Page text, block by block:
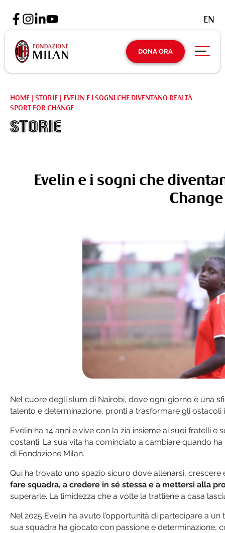
DONA ORA
EN
HOME | STORIE | EVELIN E I SOGNI CHE DIVENTANO REALTÀ –
SPORT FOR CHANGE
Storie
Evelin e i sogni che
Change
Nel cuore degli slum di Nairobi, dove ogni giorno è una
talento e determinazione, pronti a trasformare gli
Evelin ha 14 anni e vive con la zia insieme ai suoi fratelli
costanti. La sua vita ha cominciato a cambiare quando
di Fondazione Milan.
Qui ha trovato uno spazio sicuro dove allenarsi, crescere
fare squadra, a credere in sé stessa e a mettersi alla
superarle. La timidezza che a volte la trattiene a casa
Nel 2025 Evelin ha avuto l’opportunità di partecipare a
sua squadra ha giocato con passione e determinazione,